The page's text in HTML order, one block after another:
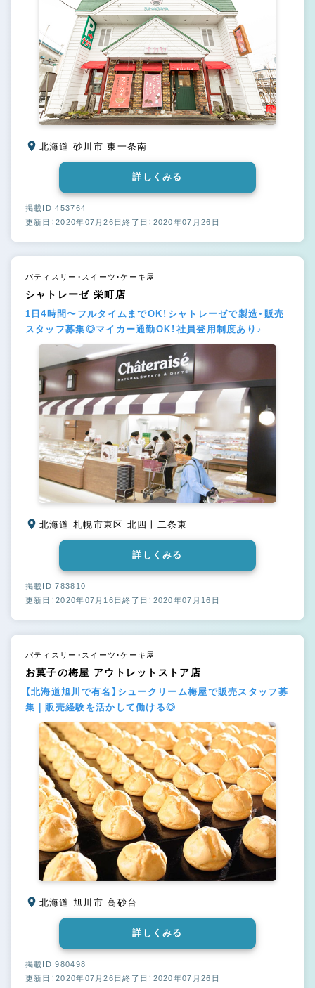
北海道 砂川市 東一条南
詳しくみる
掲載ID 453764
更新日：2020年07月26日終了日：2020年07月26日
パティスリー・スイーツ・ケーキ屋
シャトレーゼ 栄町店
1日4時間〜フルタイムまでOK！シャトレーゼで製造・販売
スタッフ募集◎マイカー通勤OK！社員登用制度あり♪
北海道 札幌市東区 北四十二条東
詳しくみる
掲載ID 783810
更新日：2020年07月16日終了日：2020年07月16日
パティスリー・スイーツ・ケーキ屋
お菓子の梅屋 アウトレットストア店
【北海道旭川で有名】シュークリーム梅屋で販売スタッフ募
集｜販売経験を活かして働ける◎
北海道 旭川市 高砂台
詳しくみる
掲載ID 980498
更新日：2020年07月26日終了日：2020年07月26日